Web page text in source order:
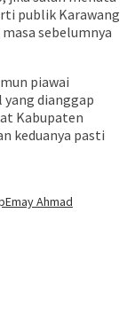
publik Karawang
sebelumnya
piawai
dianggap
Kabupaten
keduanya pasti
Emay Ahmad